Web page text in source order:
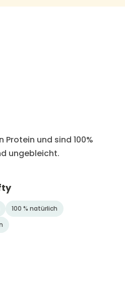
und sind 100%
ungebleicht.
100 % natürlich